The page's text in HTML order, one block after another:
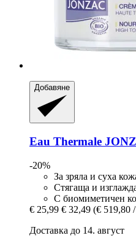
Добавяне
Eau Thermale
-20%
За зряла и суха
Стягаща и
С биомиметичен
€ 25,99 € 32,49 (€ 519,80
Доставка до 14. август